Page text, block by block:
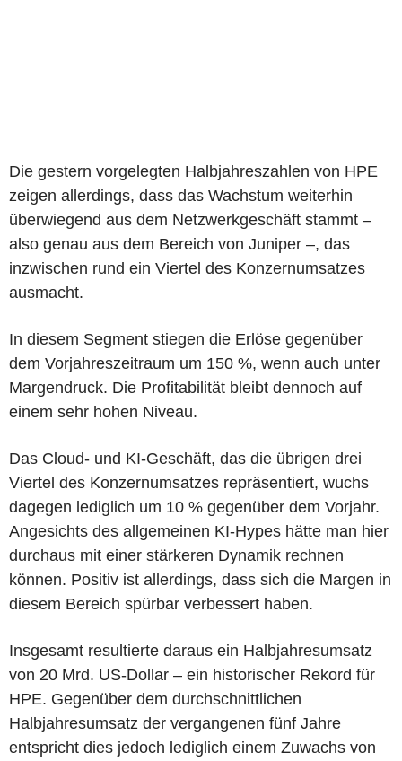
Die gestern vorgelegten Halbjahreszahlen von HPE
zeigen allerdings, dass das Wachstum weiterhin
überwiegend aus dem Netzwerkgeschäft stammt –
also genau aus dem Bereich von Juniper –, das
inzwischen rund ein Viertel des Konzernumsatzes
ausmacht.
In diesem Segment stiegen die Erlöse gegenüber
dem Vorjahreszeitraum um 150 %, wenn auch unter
Margendruck. Die Profitabilität bleibt dennoch auf
einem sehr hohen Niveau.
Das Cloud- und KI-Geschäft, das die übrigen drei
Viertel des Konzernumsatzes repräsentiert, wuchs
dagegen lediglich um 10 % gegenüber dem Vorjahr.
Angesichts des allgemeinen KI-Hypes hätte man hier
durchaus mit einer stärkeren Dynamik rechnen
können. Positiv ist allerdings, dass sich die Margen in
diesem Bereich spürbar verbessert haben.
Insgesamt resultierte daraus ein Halbjahresumsatz
von 20 Mrd. US-Dollar – ein historischer Rekord für
HPE. Gegenüber dem durchschnittlichen
Halbjahresumsatz der vergangenen fünf Jahre
entspricht dies jedoch lediglich einem Zuwachs von